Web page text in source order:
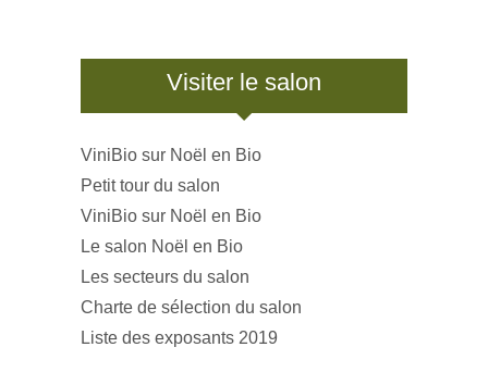
Visiter le salon
ViniBio sur Noël en Bio
Petit tour du salon
ViniBio sur Noël en Bio
Le salon Noël en Bio
Les secteurs du salon
Charte de sélection du salon
Liste des exposants 2019